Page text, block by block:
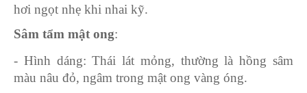
hơi ngọt nhẹ khi nhai kỹ.
Sâm tẩm mật ong:
- Hình dáng: Thái lát mỏng, thường là hồng sâm
màu nâu đỏ, ngâm trong mật ong vàng óng.